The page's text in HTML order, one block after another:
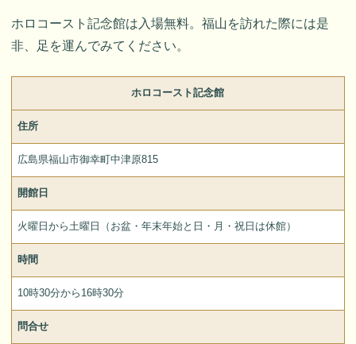
ホロコースト記念館は入場無料。福山を訪れた際には是
非、足を運んでみてください。
ホロコースト記念館
住所
広島県福山市御幸町中津原815
開館日
火曜日から土曜日（お盆・年末年始と日・月・祝日は休館）
時間
10時30分から16時30分
問合せ